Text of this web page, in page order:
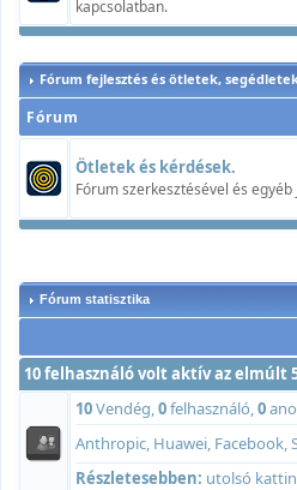
kapcsolatban.
Fórum fejlesztés és ötletek,
Fórum
Ötletek és kérdések.
Fórum szerkesztésével és
Fórum statisztika
10 felhasználó volt aktív az elmúlt
10Vendég,0felhasználó,0
Anthropic, Huawei, Facebook,
Részletesebben: utolsó